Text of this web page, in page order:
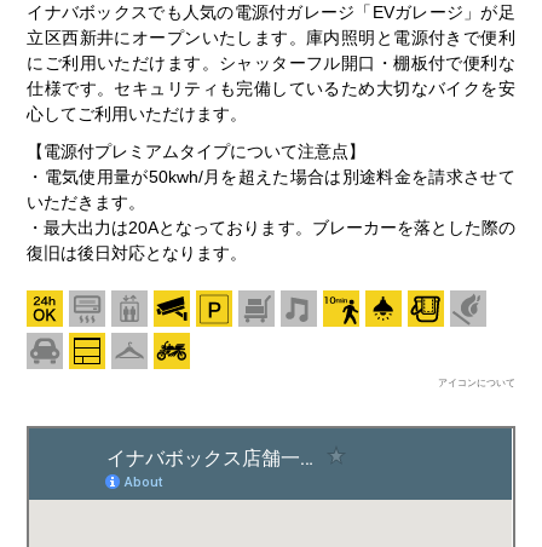
イナバボックスでも人気の電源付ガレージ「EVガレージ」が足
立区西新井にオープンいたします。庫内照明と電源付きで便利
にご利用いただけます。シャッターフル開口・棚板付で便利な
仕様です。セキュリティも完備しているため大切なバイクを安
心してご利用いただけます。
【電源付プレミアムタイプについて注意点】
・電気使用量が50kwh/月を超えた場合は別途料金を請求させて
いただきます。
・最大出力は20Aとなっております。ブレーカーを落とした際の
復旧は後日対応となります。
アイコンについて